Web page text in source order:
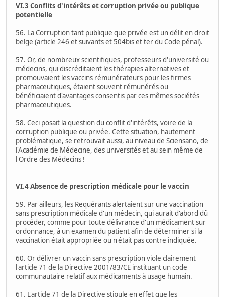
VI.3 Conflits d'intérêts et corruption privée ou publique
potentielle
56. La Corruption tant publique que privée est un délit en droit
belge (article 246 et suivants et 504bis et ter du Code pénal).
57. Or, de nombreux scientifiques, professeurs d'université ou
médecins, qui discréditaient les thérapies alternatives et
promouvaient les vaccins rémunérateurs pour les firmes
pharmaceutiques, étaient souvent rémunérés ou
bénéficiaient d'avantages consentis par ces mêmes sociétés
pharmaceutiques.
58. Ceci posait la question du conflit d'intérêts, voire de la
corruption publique ou privée. Cette situation, hautement
problématique, se retrouvait aussi, au niveau de Sciensano, de
l'Académie de Médecine, des universités et au sein même de
l'Ordre des Médecins !
VI.4 Absence de prescription médicale pour le vaccin
59. Par ailleurs, les Requérants alertaient sur une vaccination
sans prescription médicale d'un médecin, qui aurait d'abord dû
procéder, comme pour toute délivrance d'un médicament sur
ordonnance, à un examen du patient afin de déterminer si la
vaccination était appropriée ou n'était pas contre indiquée.
60. Or délivrer un vaccin sans prescription viole clairement
l'article 71 de la Directive 2001/83/CE instituant un code
communautaire relatif aux médicaments à usage humain.
61. L'article 71 de la Directive stipule en effet que les